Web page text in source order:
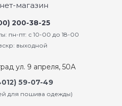
магазин
200-38-25
пн-пт: с 10-00 до 18-00
выходной
ул. 9 апреля, 50А
59-07-49
для пошива одежды)